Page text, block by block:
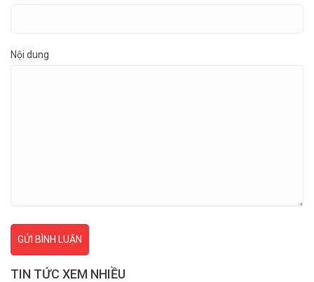
Nội dung
GỬI BÌNH LUẬN
TIN TỨC XEM NHIỀU